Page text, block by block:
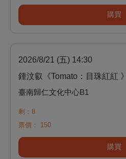
購買
2026/8/21 (五) 14:30
鍾汶叡《Tomato：目珠紅紅 》
臺南歸仁文化中心B1
剩：8
票價：
150
購買